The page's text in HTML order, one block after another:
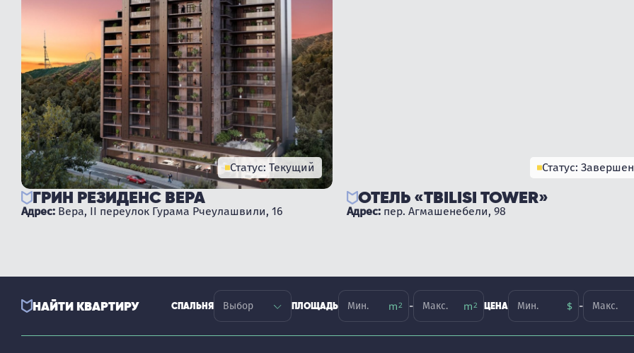
Статус: Текущий
ГРИН РЕЗИДЕНС ВЕРА
Адрес: Вера, II переулок Гурама Рчеулашвили, 16
Статус:
ОТЕЛЬ «TBILISI TOWER»
Адрес: пер. Агмашенебели, 98
НАЙТИ КВАРТИРУ СПАЛЬНЯ ПЛОЩАДЬ - ЦЕНА -